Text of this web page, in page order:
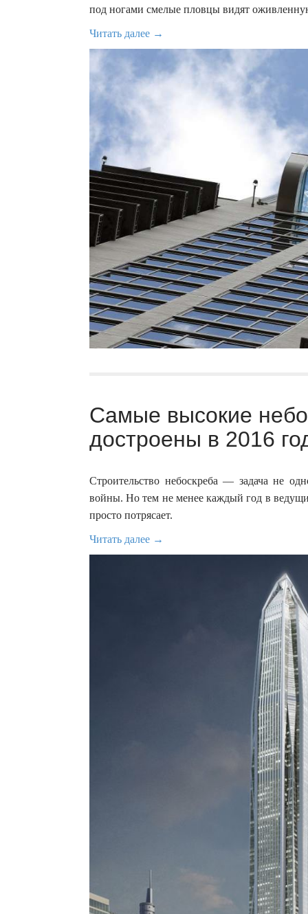
под ногами смелые пловцы видят
Читать далее →
Самые высокие
достроены в 2016
Строительство небоскреба — задача не
войны. Но тем не менее каждый год в
просто потрясает.
Читать далее →